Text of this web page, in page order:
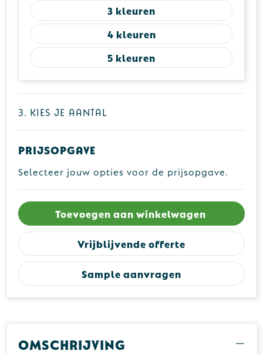
3
4
5
3. Kies je aantal
Prijsopgave
Selecteer jouw opties voor de prijsopgave.
Toevoegen aan winkelwagen
Vrijblijvende offerte
Sample aanvragen
Omschrijving